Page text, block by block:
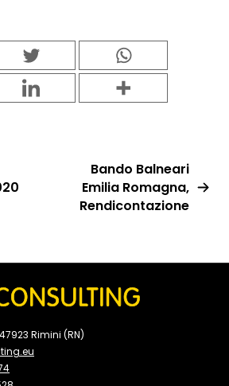
Bando Balneari
Emilia Romagna,
Rendicontazione
Rimini (RN)